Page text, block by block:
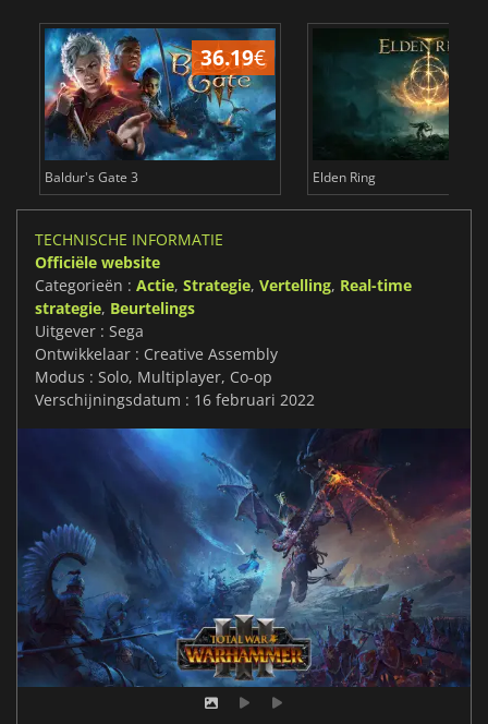
36.19€
Baldur's Gate 3 Elden Ring
TECHNISCHE INFORMATIE
Officiële website
Categorieën : Actie, Strategie, Vertelling, Real-time
strategie, Beurtelings
Uitgever : Sega
Ontwikkelaar : Creative Assembly
Modus : Solo, Multiplayer, Co-op
Verschijningsdatum : 16 februari 2022